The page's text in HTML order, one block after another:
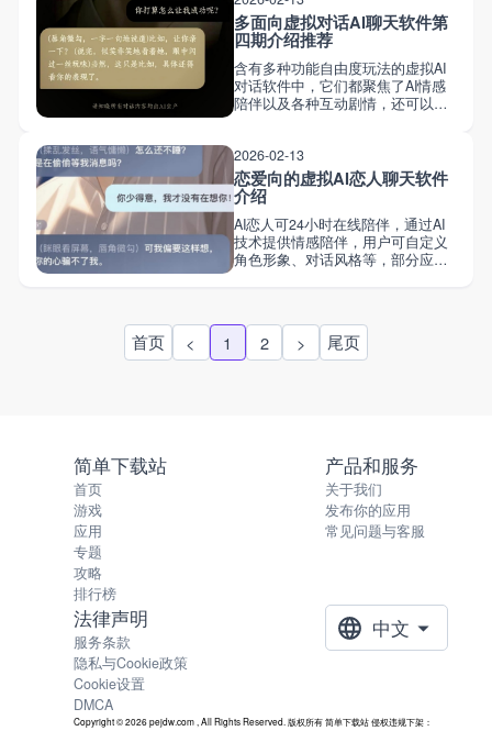
女的陪伴模式！接下来就为大家盘
点一些梦女必备的AI聊天工具
APP。
多面向虚拟对话AI聊天软件第
四期介绍推荐
含有多种功能自由度玩法的虚拟AI
对话软件中，它们都聚焦了AI情感
陪伴以及各种互动剧情，还可以在
色应有尽有。本期继续为大家推荐
一些多功能面向的虚拟对话AI软
件！
2026-02-13
恋爱向的虚拟AI恋人聊天软件
介绍
AI恋人可24小时在线陪伴，通过AI
技术提供情感陪伴，用户可自定义
角色形象、对话风格等，部分应用
题。下方汇总介绍一些虚拟AI恋人
的聊天软件介绍！
首页 < 1 2 > 尾页
简单下载站
首页
游戏
应用
专题
攻略
排行榜
产品和服务
关于我们
发布你的应用
常见问题与客服
法律声明
服务条款
隐私与Cookie政策
Cookie设置
DMCA
中文
Copyright © 2026 pejdw.com , All Rights Reserved. 版权所有 简单下载站 侵权违规下架：